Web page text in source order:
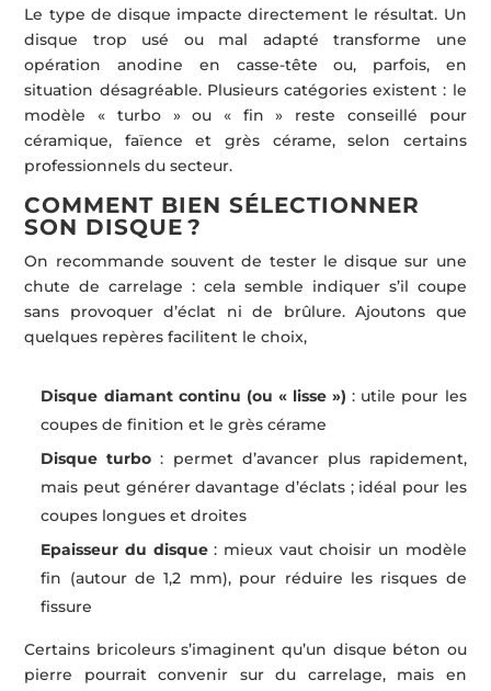
Le type de disque impacte directement le résultat. Un
disque trop usé ou mal adapté transforme une
opération anodine en casse-tête ou, parfois, en
situation désagréable. Plusieurs catégories existent : le
modèle « turbo » ou « fin » reste conseillé pour
céramique, faïence et grès cérame, selon certains
professionnels du secteur.
COMMENT BIEN SÉLECTIONNER
SON DISQUE ?
On recommande souvent de tester le disque sur une
chute de carrelage : cela semble indiquer s’il coupe
sans provoquer d’éclat ni de brûlure. Ajoutons que
quelques repères facilitent le choix,
Disque diamant continu (ou « lisse ») : utile pour les
coupes de finition et le grès cérame
Disque turbo : permet d’avancer plus rapidement,
mais peut générer davantage d’éclats ; idéal pour les
coupes longues et droites
Epaisseur du disque: mieux vaut choisir un modèle
fin (autour de 1,2 mm), pour réduire les risques de
fissure
Certains bricoleurs s’imaginent qu’un disque béton ou
pierre pourrait convenir sur du carrelage, mais en